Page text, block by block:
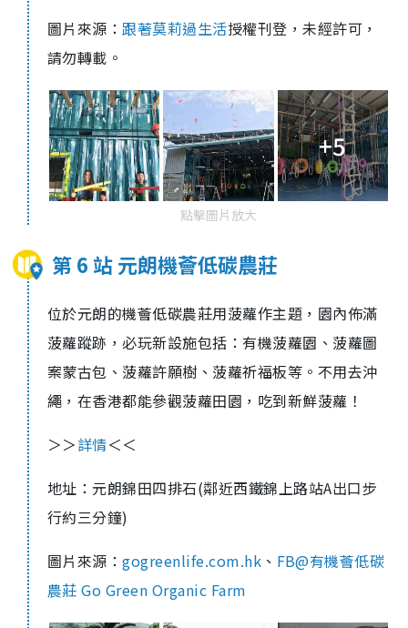
圖片來源：跟著莫莉過生活授權刊登，未經許可，
請勿轉載。
+5
點擊圖片放大
第 6 站 元朗機薈低碳農莊
位於元朗的機薈低碳農莊用菠蘿作主題，園內佈滿
菠蘿蹤跡，必玩新設施包括：有機菠蘿園、菠蘿圖
案蒙古包、菠蘿許願樹、菠蘿祈福板等。不用去沖
繩，在香港都能參觀菠蘿田園，吃到新鮮菠蘿！
＞＞詳情＜＜
地址：元朗錦田四排石(鄰近西鐵錦上路站A出口步
行約三分鐘)
圖片來源：gogreenlife.com.hk 、 FB@有機薈低碳
農莊 Go Green Organic Farm